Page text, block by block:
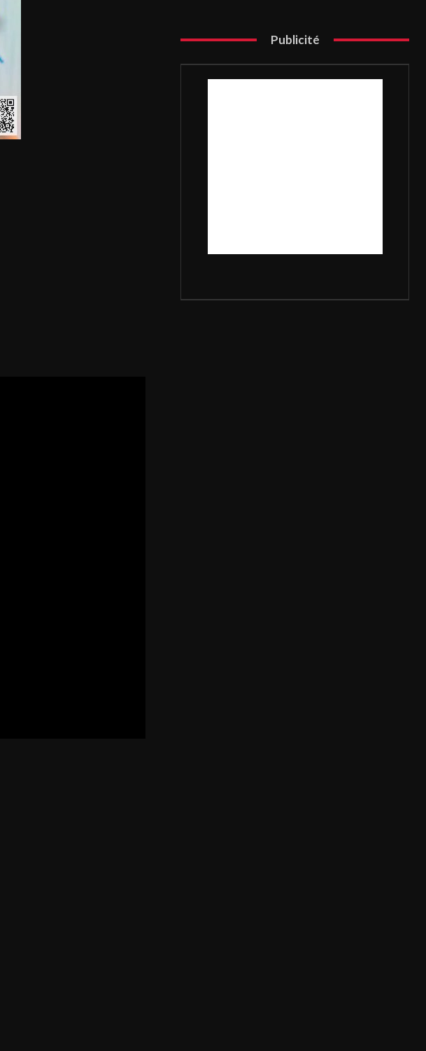
Publicité